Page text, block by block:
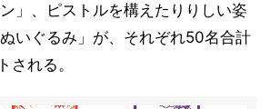
」、ピストルを構えたりりしい姿
いぐるみ」が、それぞれ50名合計
される。